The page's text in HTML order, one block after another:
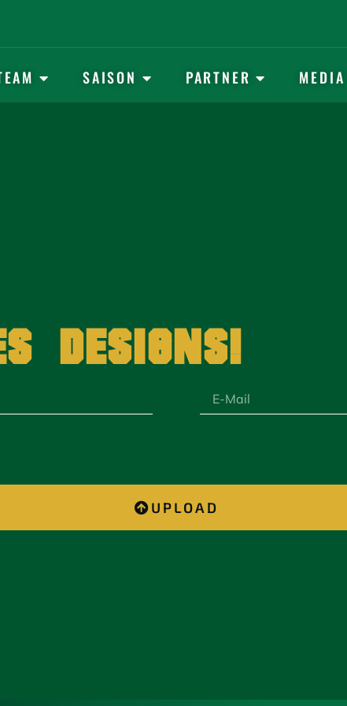
SAISON PARTNER MEDIA
S DESIGNS!
UPLOAD